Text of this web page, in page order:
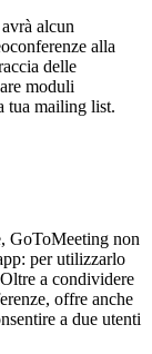
alcun
alla
delle
moduli
tua mailing list.
GoToMeeting non
per utilizzarlo
a condividere
offre anche
a due utenti